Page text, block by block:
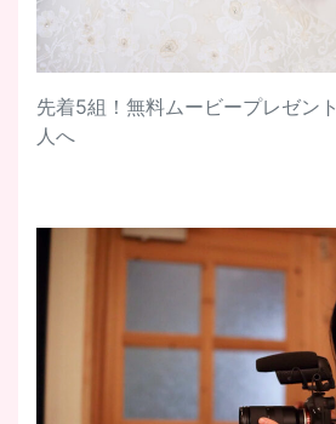
先着5組！無料ムービープレゼン
人へ